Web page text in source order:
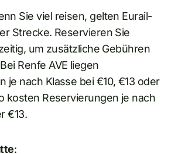
Sie viel reisen, gelten Eurail-
Strecke. Reservieren Sie
um zusätzliche Gebühren
Renfe AVE liegen
je nach Klasse bei €10, €13 oder
kosten Reservierungen je nach
€13.
: